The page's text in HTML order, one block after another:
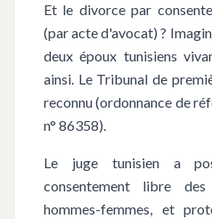
Et le divorce par
(par acte d'avocat) ?
deux époux tunisiens
ainsi. Le Tribunal de
reconnu (ordonnance de
n° 86358).
Le juge tunisien a
consentement libre
hommes-femmes, et